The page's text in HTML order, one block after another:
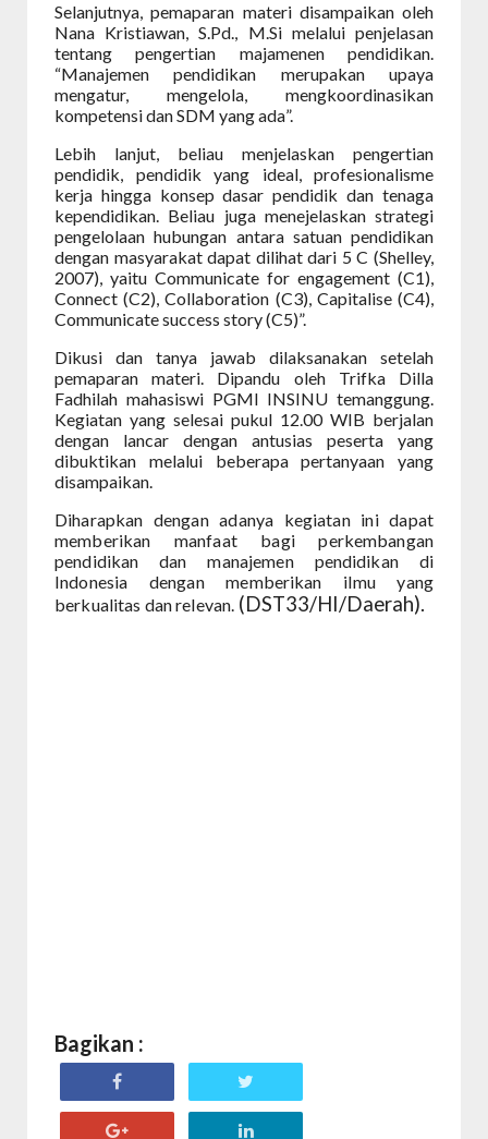
Selanjutnya, pemaparan materi disampaikan oleh
Nana Kristiawan, S.Pd., M.Si melalui penjelasan
tentang pengertian majamenen pendidikan.
“Manajemen pendidikan merupakan upaya
mengatur, mengelola, mengkoordinasikan
kompetensi dan SDM yang ada”.
Lebih lanjut, beliau menjelaskan pengertian
pendidik, pendidik yang ideal, profesionalisme
kerja hingga konsep dasar pendidik dan tenaga
kependidikan. Beliau juga menejelaskan strategi
pengelolaan hubungan antara satuan pendidikan
dengan masyarakat dapat dilihat dari 5 C (Shelley,
2007), yaitu Communicate for engagement (C1),
Connect (C2), Collaboration (C3), Capitalise (C4),
Communicate success story (C5)”.
Dikusi dan tanya jawab dilaksanakan setelah
pemaparan materi. Dipandu oleh Trifka Dilla
Fadhilah mahasiswi PGMI INSINU temanggung.
Kegiatan yang selesai pukul 12.00 WIB berjalan
dengan lancar dengan antusias peserta yang
dibuktikan melalui beberapa pertanyaan yang
disampaikan.
Diharapkan dengan adanya kegiatan ini dapat
memberikan manfaat bagi perkembangan
pendidikan dan manajemen pendidikan di
Indonesia dengan memberikan ilmu yang
berkualitas dan relevan. (DST33/HI/Daerah).
Bagikan :